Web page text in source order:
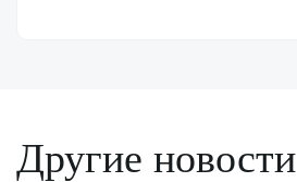
Другие новости